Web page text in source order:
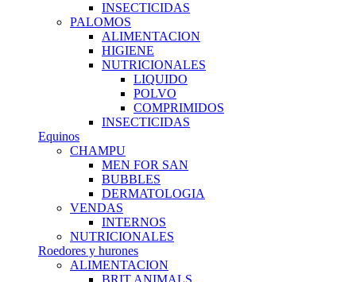
INSECTICIDAS
PALOMOS
ALIMENTACION
HIGIENE
NUTRICIONALES
LIQUIDO
POLVO
COMPRIMIDOS
INSECTICIDAS
Equinos
CHAMPU
MEN FOR SAN
BUBBLES
DERMATOLOGIA
VENDAS
INTERNOS
NUTRICIONALES
Roedores y hurones
ALIMENTACION
BRIT ANIMALS